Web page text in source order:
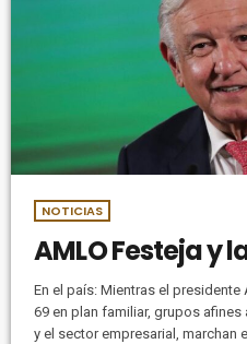
NOTICIAS
AMLO Festeja y
En el país: Mientras el
69 en plan familiar, grupos
y el sector empresarial, marchan